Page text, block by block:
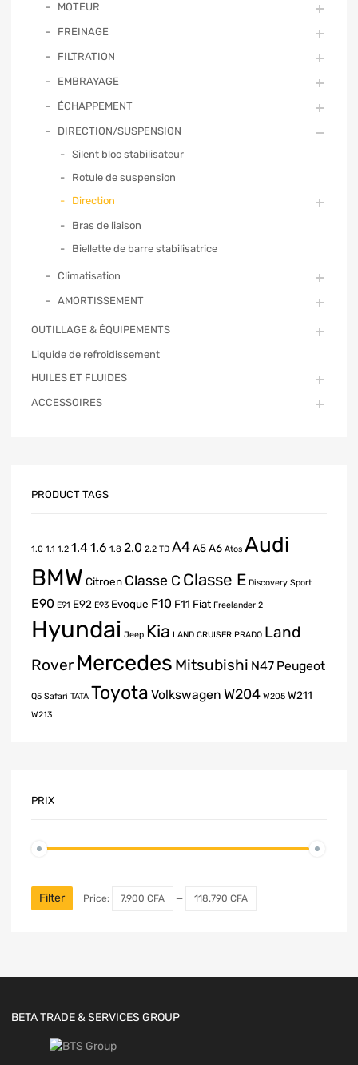
MOTEUR
FREINAGE
FILTRATION
EMBRAYAGE
ÉCHAPPEMENT
DIRECTION/SUSPENSION
Silent bloc stabilisateur
Rotule de suspension
Direction
Bras de liaison
Biellette de barre stabilisatrice
Climatisation
AMORTISSEMENT
OUTILLAGE & ÉQUIPEMENTS
Liquide de refroidissement
HUILES ET FLUIDES
ACCESSOIRES
PRODUCT TAGS
1.0 1.1 1.2 1.41.6 1.8 2.0 2.2 TD A4A5A6 Atos Audi
BMW Citroen Classe C Classe E Discovery Sport
E90 E91 E92 E93 Evoque F10 F11 Fiat Freelander 2
Hyundai Jeep Kia LAND CRUISER PRADO Land
Rover Mercedes Mitsubishi N47 Peugeot
Q5 Safari TATA Toyota Volkswagen W204 W205 W211
W213
PRIX
Filter Price: 7.900 CFA — 118.790 CFA
BETA TRADE & SERVICES GROUP